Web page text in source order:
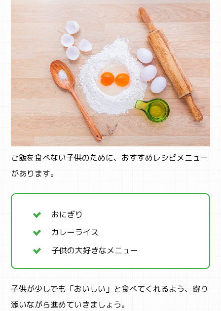
ご飯を食べない子供のために、おすすめレシピメニュー
があります。
おにぎり
カレーライス
子供の大好きなメニュー
子供が少しでも「おいしい」と食べてくれるよう、寄り
添いながら進めていきましょう。